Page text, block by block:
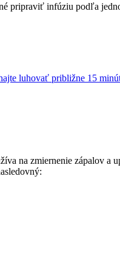
pripraviť infúziu podľa
luhovať približne 15
na zmiernenie zápalov